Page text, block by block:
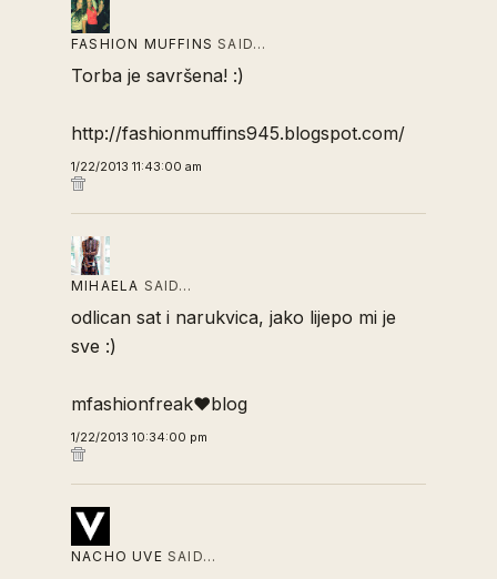
FASHION MUFFINS SAID…
Torba je savršena! :)
http://fashionmuffins945.blogspot.com/
1/22/2013 11:43:00 am
MIHAELA SAID…
odlican sat i narukvica, jako lijepo mi je
sve :)
mfashionfreak♥blog
1/22/2013 10:34:00 pm
NACHO UVE SAID…